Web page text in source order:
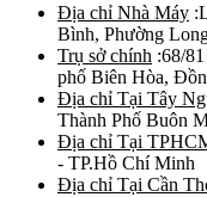
Địa chỉ Nhà Máy
Bình, Phường
Trụ sở chính :68/
phố Biên Hòa,
Địa chỉ Tại Tây
Thành Phố Buôn
Địa chỉ Tại
- TP.Hồ Chí Minh
Địa chỉ Tại Cần